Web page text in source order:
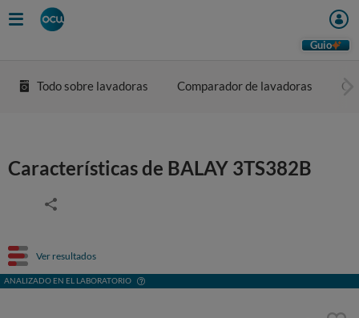
Guio
Todo sobre lavadoras Comparador de lavadoras
Características de BALAY 3TS382B
Ver resultados
ANALIZADO EN EL LABORATORIO